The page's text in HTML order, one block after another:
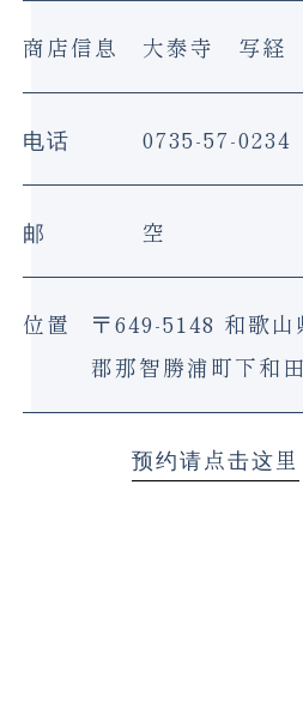
商店信息 大泰寺 写経
电话 0735-57-0234
邮 空
位置
〒649-5148 和歌山
郡那智勝浦町下和
预约请点击这里